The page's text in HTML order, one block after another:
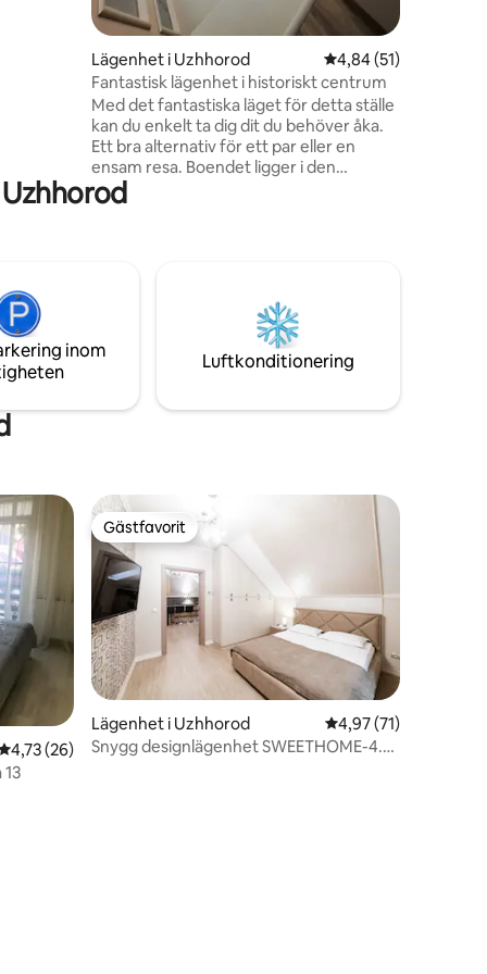
Lägenhet i Uzhhorod 4,84 av 5 i
4,84 (51)
Fantastisk lägenhet i historiskt centrum
Med det fantastiska läget för detta ställe
kan du enkelt ta dig dit du behöver åka.
Ett bra alternativ för ett par eller en
ensam resa. Boendet ligger i den
historiska delen av staden, i en gågata. I
närheten finns alla historiska monument,
inte stor men mycket bekväm. Detta är
ett bra alternativ för att ha en bra
semester.
inom
Luftkonditionering
av 5 i genomsnittligt betyg, 26 omdömen
4,73 (26)
Gästfavorit
Gästfavorit
Lägenhet i Uzhhorod 4,97 av 5 i
4,97 (71)
Snygg designlägenhet SWEETHOME-4.